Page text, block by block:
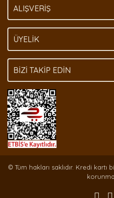
ALIŞVERİŞ
ÜYELİK
BİZİ TAKİP EDİN
© Tüm hakları saklıdır. Kredi kartı